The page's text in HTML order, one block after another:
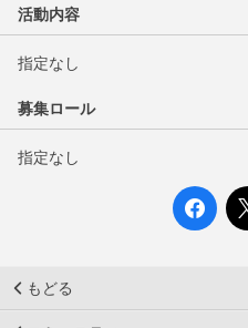
活動内容
指定なし
募集ロール
指定なし
もどる